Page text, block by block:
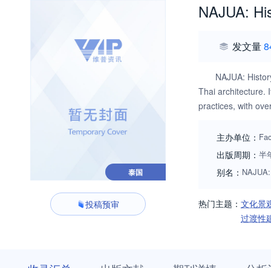
泰国
投稿预审
NAJUA:
发文量
NAJUA:
Thai architecture.
practices, with
主办单位：
出版周期： 半
别名：
热门主题： 文化景
过渡性